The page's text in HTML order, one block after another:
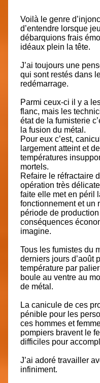
Voilà le genre
d’entendre lorsque
débarquions frais
idéaux plein la tête.
J’ai toujours une
qui sont restés dans
redémarrage.
Parmi ceux-ci il y a
flanc, mais les
état de la fumisterie
la fusion du métal.
Pour eux c’est,
largement atteint et
températures
mortels.
Refaire le réfractaire
opération très
faite elle met en péril
fonctionnement et un
période de
conséquences
imagine.
Tous les fumistes du
derniers jours d’août
température par
boule au ventre au
de métal.
La canicule de ces
pénible pour les
ces hommes et
pompiers bravent le
difficiles pour
J’ai adoré travailler
infiniment.